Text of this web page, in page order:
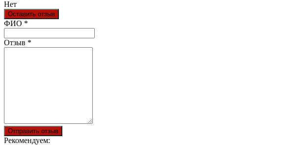
Нет
Оставить отзыв
Ваш отзыв был отправлен!
ФИО *
Отзыв *
Отправить отзыв
Рекомендуем: